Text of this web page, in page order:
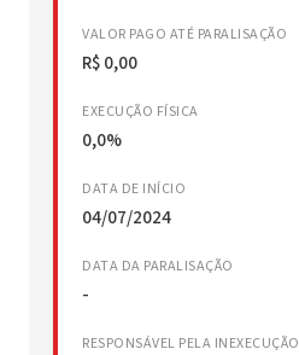
VALOR PAGO ATÉ PARALISAÇÃO
R$ 0,00
EXECUÇÃO FÍSICA
0,0%
DATA DE INÍCIO
04/07/2024
DATA DA PARALISAÇÃO
-
RESPONSÁVEL PELA INEXECUÇÃO